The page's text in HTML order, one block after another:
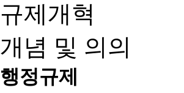
규제개혁
개념 및 의의
행정규제